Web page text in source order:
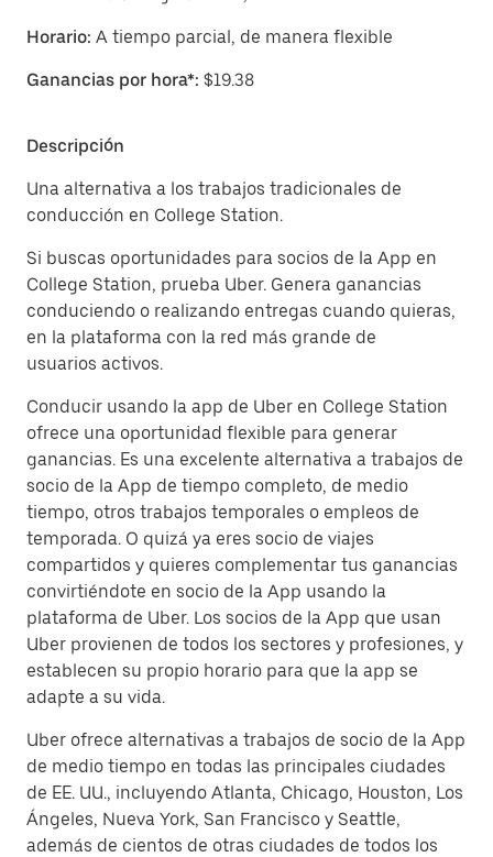
Horario: A tiempo parcial, de manera flexible
Ganancias por hora*: $19.38
Descripción
Una alternativa a los trabajos tradicionales de
conducción en College Station.
Si buscas oportunidades para socios de la App en
College Station, prueba Uber. Genera ganancias
conduciendo o realizando entregas cuando quieras,
en la plataforma con la red más grande de
usuarios activos.
Conducir usando la app de Uber en College Station
ofrece una oportunidad flexible para generar
ganancias. Es una excelente alternativa a trabajos de
socio de la App de tiempo completo, de medio
tiempo, otros trabajos temporales o empleos de
temporada. O quizá ya eres socio de viajes
compartidos y quieres complementar tus ganancias
convirtiéndote en socio de la App usando la
plataforma de Uber. Los socios de la App que usan
Uber provienen de todos los sectores y profesiones, y
establecen su propio horario para que la app se
adapte a su vida.
Uber ofrece alternativas a trabajos de socio de la App
de medio tiempo en todas las principales ciudades
de EE. UU., incluyendo Atlanta, Chicago, Houston, Los
Ángeles, Nueva York, San Francisco y Seattle,
además de cientos de otras ciudades de todos los